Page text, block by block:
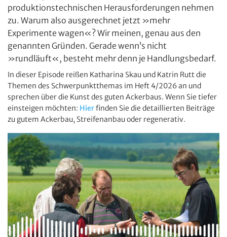
produktionstechnischen Herausforderungen nehmen
zu. Warum also ausgerechnet jetzt »mehr
Experimente wagen«? Wir meinen, genau aus den
genannten Gründen. Gerade wenn’s nicht
»rundläuft«, besteht mehr denn je Handlungsbedarf.
In dieser Episode reißen Katharina Skau und Katrin Rutt die
Themen des Schwerpunktthemas im Heft 4/2026 an und
sprechen über die Kunst des guten Ackerbaus. Wenn Sie tiefer
einsteigen möchten: Hierfinden Sie die detaillierten Beiträge
zu gutem Ackerbau, Streifenanbau oder regenerativ.